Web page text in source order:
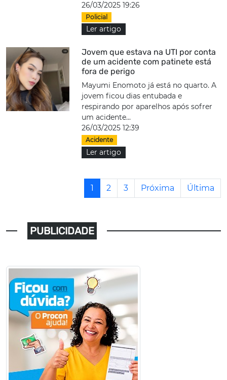
26/03/2025 19:26
Policial
Ler artigo
Jovem que estava na UTI por conta
de um acidente com patinete está
fora de perigo
Mayumi Enomoto já está no quarto. A
jovem ficou dias entubada e
respirando por aparelhos após sofrer
um acidente...
26/03/2025 12:39
Acidente
Ler artigo
1 2 3 Próxima Última
PUBLICIDADE